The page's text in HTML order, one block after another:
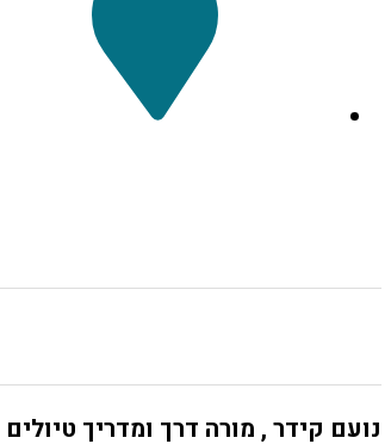
נועם קידר , מורה דרך ומדריך טיולים